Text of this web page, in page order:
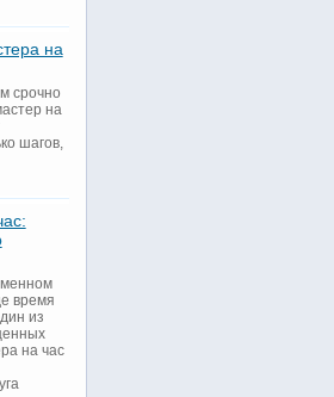
на
срочно
на
шагов,
время
из
на час